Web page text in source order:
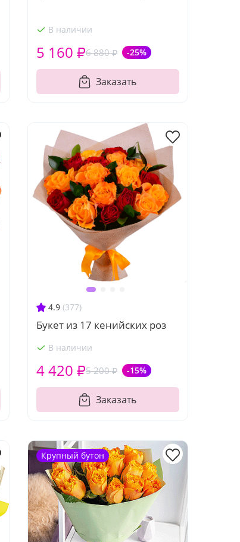
В наличии
6 880 ₽ -25%
5 160 ₽
Заказать
4.9 (377)
Букет из 17 кенийских роз
В наличии
5 200 ₽ -15%
4 420 ₽
Заказать
Крупный бутон